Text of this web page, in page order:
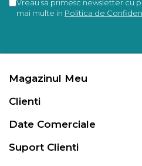
Vreau sa primesc newsletter cu
mai multe in Politica de
Magazinul Meu
Clienti
Date Comerciale
Suport Clienti